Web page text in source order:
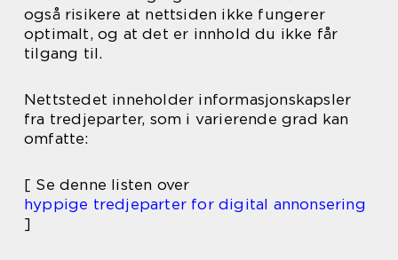
også risikere at nettsiden ikke fungerer
optimalt, og at det er innhold du ikke får
tilgang til.
Nettstedet inneholder informasjonskapsler
fra tredjeparter, som i varierende grad kan
omfatte:
[ Se denne listen over
hyppige tredjeparter for digital annonsering
]